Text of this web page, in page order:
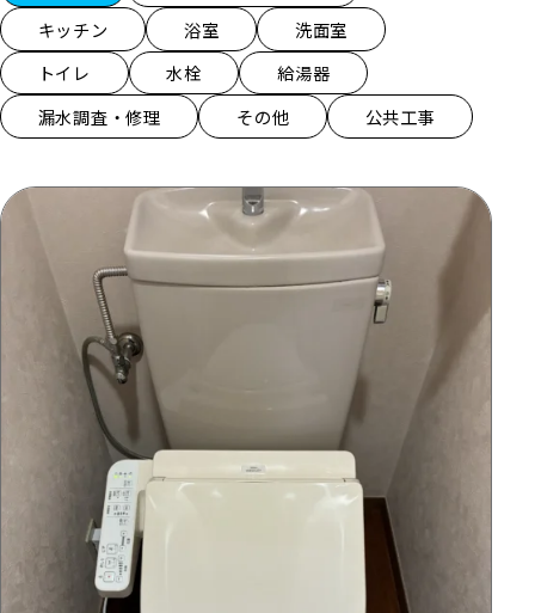
キッチン
浴室
洗面室
トイレ
水栓
給湯器
漏水調査・修理
その他 公共工事